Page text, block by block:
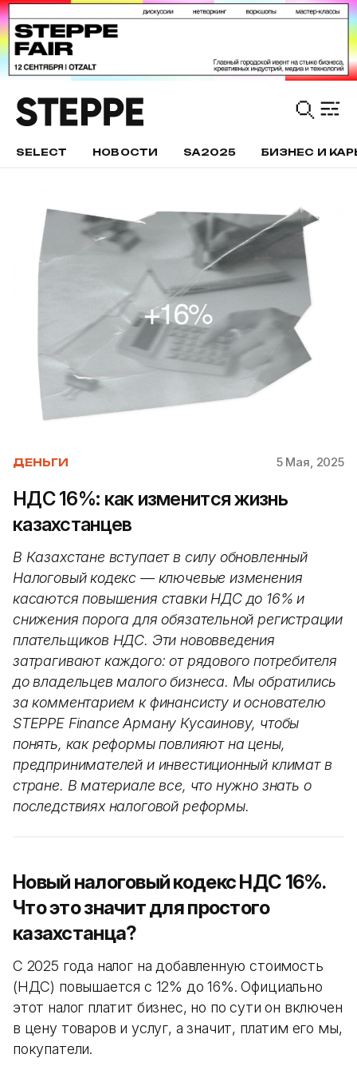
SELECT НОВОСТИ SA2025 БИЗНЕС И
ДЕНЬГИ 5 Мая, 2025
НДС 16%: как изменится жизнь
казахстанцев
В Казахстане вступает в силу обновленный
Налоговый кодекс — ключевые изменения
касаются повышения ставки НДС до 16% и
снижения порога для обязательной регистрации
плательщиков НДС. Эти нововведения
затрагивают каждого: от рядового потребителя
до владельцев малого бизнеса. Мы обратились
за комментарием к финансисту и основателю
STEPPE Finance Арману Кусаинову, чтобы
понять, как реформы повлияют на цены,
предпринимателей и инвестиционный климат в
стране. В материале все, что нужно знать о
последствиях налоговой реформы.
Новый налоговый кодекс НДС 16%.
Что это значит для простого
казахстанца?
С 2025 года налог на добавленную стоимость
(НДС) повышается с 12% до 16%. Официально
этот налог платит бизнес, но по сути он включен
в цену товаров и услуг, а значит, платим его мы,
покупатели.